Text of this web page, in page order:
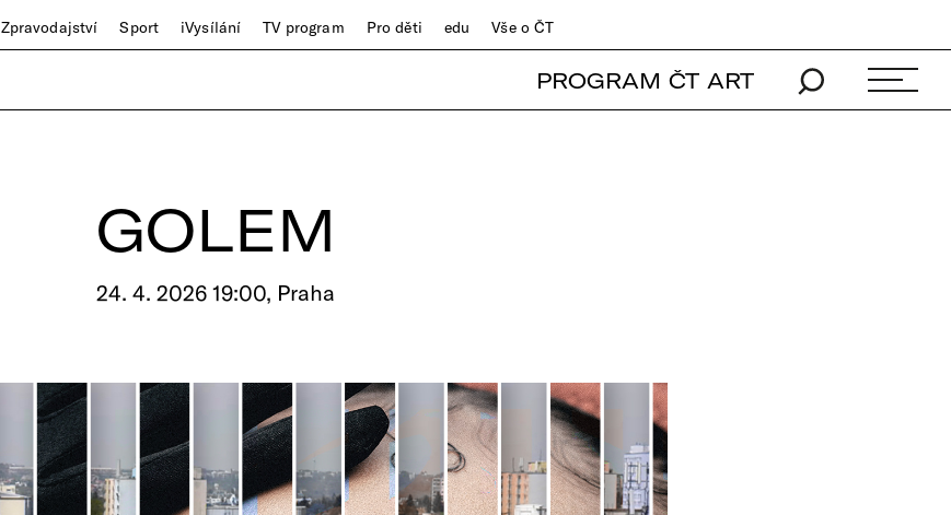
Zpravodajství Sport iVysílání TV program Pro děti edu Vše o ČT
PROGRAM ČT ART
GOLEM
24. 4. 2026 19:00, Praha